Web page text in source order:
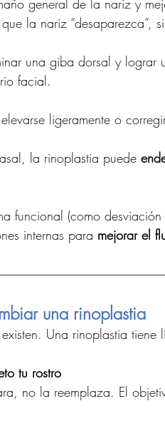
general de la nariz y
la nariz “desaparezca”,
una giba dorsal y lograr
facial.
ligeramente o
la rinoplastia puede
funcional (como
internas para mejorar el
una rinoplastia
Una rinoplastia tiene
tu rostro
no la reemplaza. El